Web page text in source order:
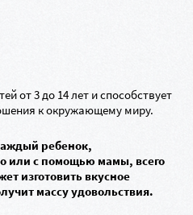
от 3 до 14 лет и способствует
к окружающему миру.
ребенок,
или с помощью мамы, всего
изготовить вкусное
массу удовольствия.